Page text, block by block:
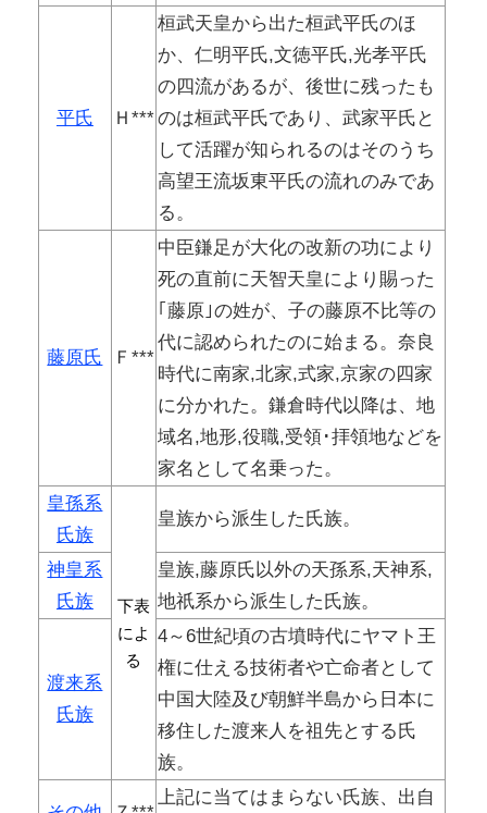
平氏 Ｈ***
桓武天皇から出た桓武平氏のほ
か、仁明平氏,文徳平氏,光孝平氏
の四流があるが、後世に残ったも
のは桓武平氏であり、武家平氏と
して活躍が知られるのはそのうち
高望王流坂東平氏の流れのみであ
る。
藤原氏 Ｆ***
中臣鎌足が大化の改新の功により
死の直前に天智天皇により賜った
｢藤原｣の姓が、子の藤原不比等の
代に認められたのに始まる。奈良
時代に南家,北家,式家,京家の四家
に分かれた。鎌倉時代以降は、地
域名,地形,役職,受領･拝領地などを
家名として名乗った。
皇孫系
氏族
下表
によ
る
皇族から派生した氏族。
神皇系
氏族
皇族,藤原氏以外の天孫系,天神系,
地祇系から派生した氏族。
渡来系
氏族
4～6世紀頃の古墳時代にヤマト王
権に仕える技術者や亡命者として
中国大陸及び朝鮮半島から日本に
移住した渡来人を祖先とする氏
族。
上記に当てはまらない氏族、出自